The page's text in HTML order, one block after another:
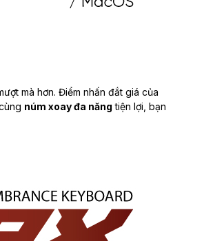
mà hơn. Điểm nhấn đắt giá của
núm xoay đa năng tiện lợi, bạn